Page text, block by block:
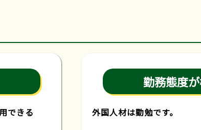
できる
勤務態度
外国人材は勤勉です。